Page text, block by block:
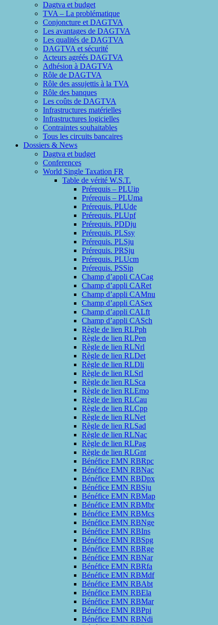
Dagtva et budget
TVA – La problématique
Conjoncture et DAGTVA
Les avantages de DAGTVA
Les qualités de DAGTVA
DAGTVA et sécurité
Acteurs agréés DAGTVA
Adhésion à DAGTVA
Rôle de DAGTVA
Rôle des assujettis à la TVA
Rôle des banques
Les coûts de DAGTVA
Infrastructures matérielles
Infrastructures logicielles
Contraintes souhaitables
Tous les circuits bancaires
Dossiers & News
Dagtva et budget
Conferences
World Single Taxation FR
Table de vérité W.S.T.
Prérequis – PLUip
Prérequis – PLUma
Prérequis. PLUde
Prérequis. PLUpf
Prérequis. PDDju
Prérequis. PLSsy
Prérequis. PLSju
Prérequis. PRSju
Prérequis. PLUcm
Prérequis. PSSip
Champ d’appli CACag
Champ d’appli CARet
Champ d’appli CAMnu
Champ d’appli CASex
Champ d’appli CALft
Champ d’appli CASch
Règle de lien RLPph
Règle de lien RLPen
Règle de lien RLNrl
Règle de lien RLDet
Règle de lien RLDli
Règle de lien RLSrl
Règle de lien RLSca
Règle de lien RLEmo
Règle de lien RLCau
Règle de lien RLCpp
Règle de lien RLNet
Règle de lien RLSad
Règle de lien RLNac
Règle de lien RLPag
Règle de lien RLGnt
Bénéfice EMN RBRpc
Bénéfice EMN RBNac
Bénéfice EMN RBDpx
Bénéfice EMN RBSju
Bénéfice EMN RBMap
Bénéfice EMN RBMbr
Bénéfice EMN RBMcs
Bénéfice EMN RBNge
Bénéfice EMN RBIns
Bénéfice EMN RBSpg
Bénéfice EMN RBRge
Bénéfice EMN RBNar
Bénéfice EMN RBRfa
Bénéfice EMN RBMdf
Bénéfice EMN RBAbt
Bénéfice EMN RBEla
Bénéfice EMN RBMar
Bénéfice EMN RBPpi
Bénéfice EMN RBNdi